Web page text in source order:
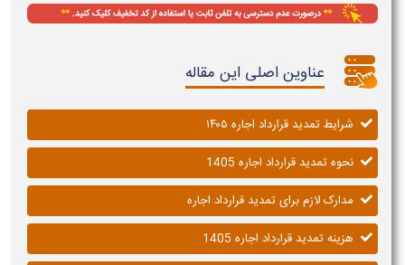
عناوین اصلی این مقاله
شرایط تمدید قرارداد اجاره ۱۴۰۵
نحوه تمدید قرارداد اجاره 1405
مدارک لازم برای تمدید قرارداد اجاره
هزینه تمدید قرارداد اجاره 1405